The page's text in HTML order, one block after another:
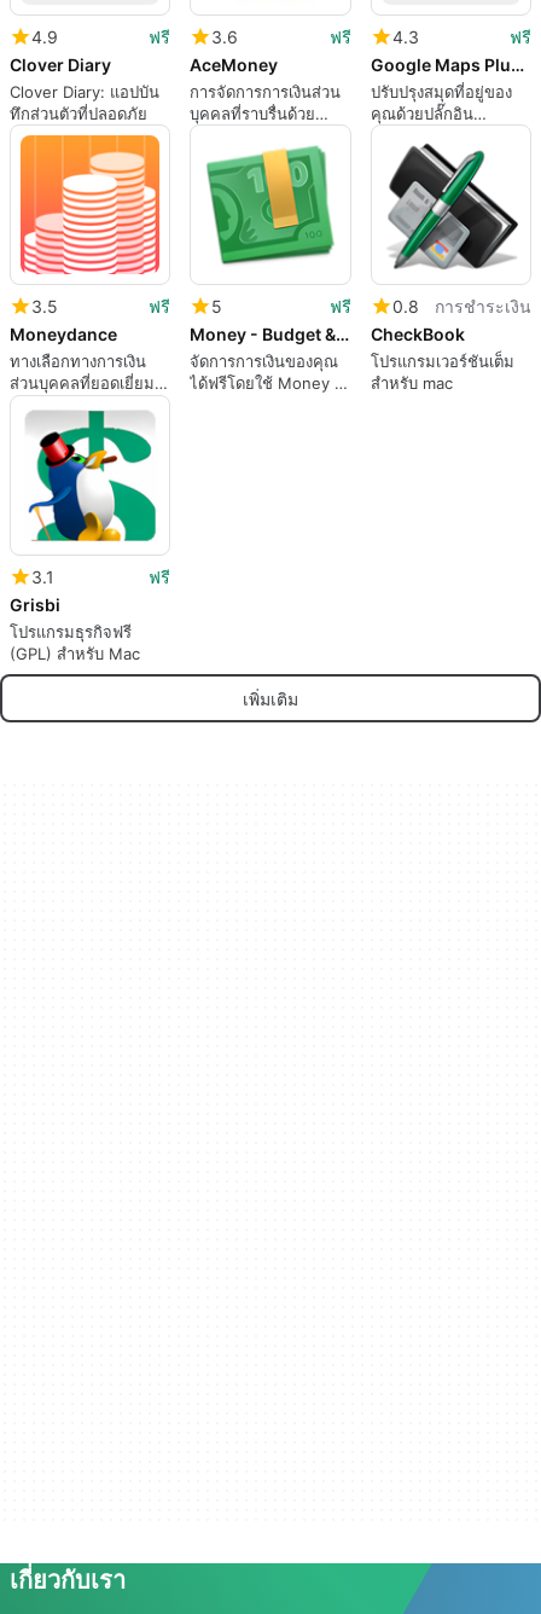
4.9
ฟรี
Clover Diary
Clover Diary: แอปบัน
ทึกส่วนตัวที่ปลอดภัย
3.6
ฟรี
AceMoney
การจัดการการเงินส่วน
บุคคลที่ราบรื่นด้วย
AceMoney
4.3
ฟรี
Google Maps Plugin for Address Book
ปรับปรุงสมุดที่อยู่ของ
คุณด้วยปลั๊กอิน
Google Maps
3.5
ฟรี
Moneydance
ทางเลือกทางการเงิน
ส่วนบุคคลที่ยอดเยี่ยม
สำหรับ Quicken
5
ฟรี
Money - Budget & Finance
จัดการการเงินของคุณ
ได้ฟรีโดยใช้ Money –
0.8
การชำระเงิน
CheckBook
โปรแกรมเวอร์ชันเต็ม
สำหรับ mac
3.1
ฟรี
Grisbi
โปรแกรมธุรกิจฟรี
(GPL) สำหรับ Mac
เพิ่มเติม
เกี่ยวกับเรา